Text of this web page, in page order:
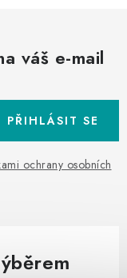
váš e-mail
ochrany osobních
PŘIHLÁSIT SE